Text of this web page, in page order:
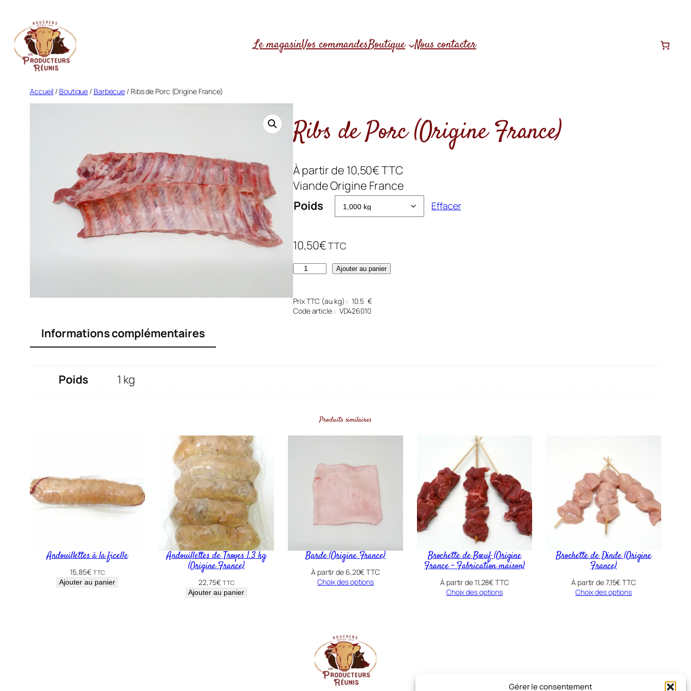
Gérer le consentement
contenu
Le magasinVos commandesBoutique Nous contacter
Accueil / Boutique / Barbecue / Ribs de Porc (Origine France)
Ribs de Porc (Origine France)
À partir de 10,50€TTC
Viande Origine France
Poids
Effacer
10,50€TTC
q
a
n
t
d
i
r
Ajouter au panier
Prix TTC (au kg) : 10.5 €
Code article : VD426010
Informations complémentaires
Poids 1 kg
Produits similaires
Andouillettes à la ficelle
15,85€ TTC
Ajouter au panier
Andouillettes de Troyes 1.3 kg
(Origine France)
22,75€ TTC
Ajouter au panier
Barde (Origine France)
À partir de 6,20€TTC
Choix des options
Brochette de Bœuf (Origine
France – Fabrication maison)
À partir de11,28€TTC
Choix des options
Brochette de Dinde (Origine
France)
À partir de7,15€TTC
Choix des options